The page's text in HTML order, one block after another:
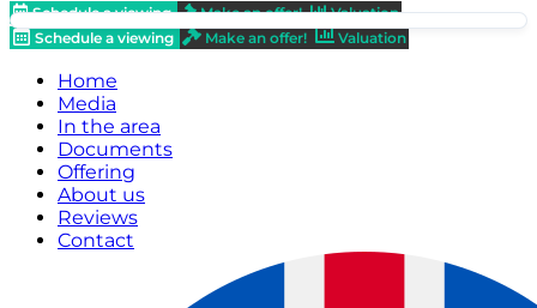
Schedule a viewing Make an offer!
Valuation
Schedule a viewing
Make an offer! Valuation
Home
Media
In the area
Documents
Offering
About us
Reviews
Contact